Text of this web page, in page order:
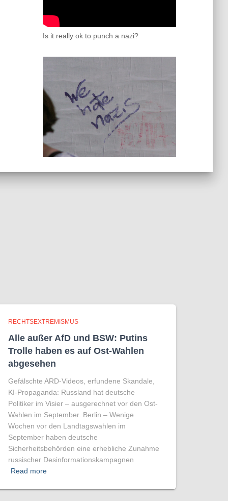
Is it really ok to punch a nazi?
RECHTSEXTREMISMUS
Alle außer AfD und BSW: Putins
Trolle haben es auf Ost-Wahlen
abgesehen
Gefälschte ARD-Videos, erfundene Skandale,
KI-Propaganda: Russland hat deutsche
Politiker im Visier – ausgerechnet vor den Ost-
Wahlen im September. Berlin – Wenige
Wochen vor den Landtagswahlen im
September haben deutsche
Sicherheitsbehörden eine erhebliche Zunahme
russischer Desinformationskampagnen
Read more